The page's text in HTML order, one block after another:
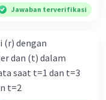
Jawaban terverifikasi
(r) dengan
dan (t) dalam
saat t=1 dan t=3
t=2